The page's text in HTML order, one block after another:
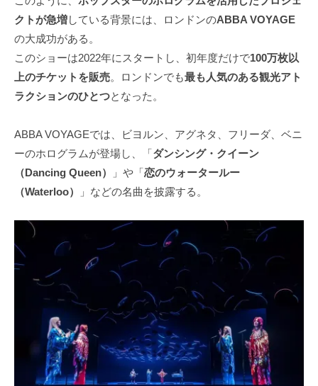
クトが急増している背景には、ロンドンのABBA VOYAGE
の大成功がある。
このショーは2022年にスタートし、初年度だけで100万枚以
上のチケットを販売。ロンドンでも最も人気のある観光アト
ラクションのひとつとなった。
ABBA VOYAGEでは、ビヨルン、アグネタ、フリーダ、ベニ
ーのホログラムが登場し、「ダンシング・クイーン
（Dancing Queen）
」や「恋のウォータールー
（Waterloo）
」などの名曲を披露する。